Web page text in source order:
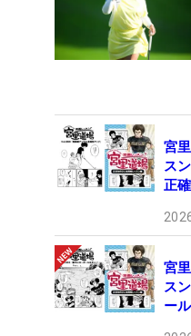
宮
ス
正
宮
ス
ー